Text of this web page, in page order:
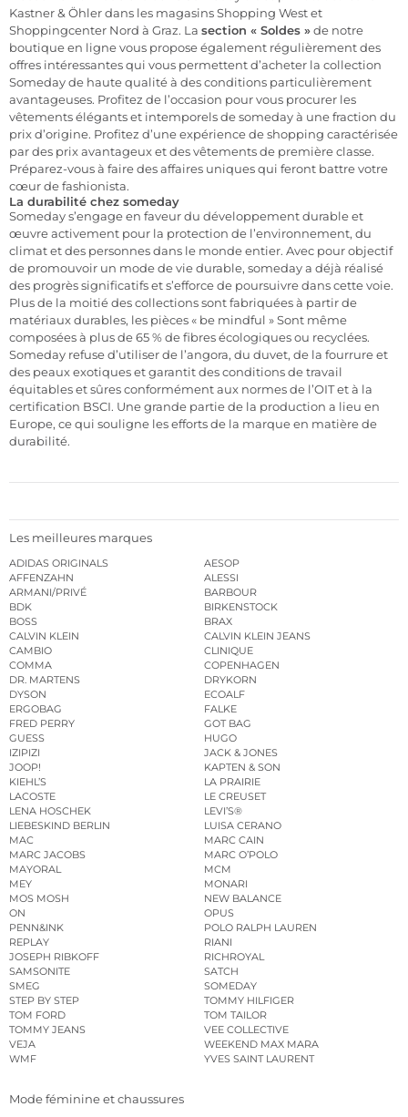
Kastner & Öhler dans les magasinsShopping Westet
Shoppingcenter Nord à Graz. La section « Soldes »de notre
boutique en ligne vous propose également régulièrement des
offres intéressantes qui vous permettent d’acheter la collection
Someday de haute qualité à des conditions particulièrement
avantageuses. Profitez de l’occasion pour vous procurer les
vêtements élégants et intemporels de someday à une fraction du
prix d’origine. Profitez d’une expérience de shopping caractérisée
par des prix avantageux et des vêtements de première classe.
Préparez-vous à faire des affaires uniques qui feront battre votre
cœur de fashionista.
La durabilité chez someday
Someday s’engage en faveur du développement durable et
œuvre activement pour la protection de l’environnement, du
climat et des personnes dans le monde entier. Avec pour objectif
de promouvoir un mode de vie durable, someday a déjà réalisé
des progrès significatifs et s’efforce de poursuivre dans cette voie.
Plus de la moitié des collections sont fabriquées à partir de
matériaux durables, les pièces « be mindful » Sont même
composées à plus de 65 % de fibres écologiques ou recyclées.
Someday refuse d’utiliser de l’angora, du duvet, de la fourrure et
des peaux exotiques et garantit des conditions de travail
équitables et sûres conformément aux normes de l’OIT et à la
certification BSCI. Une grande partie de la production a lieu en
Europe, ce qui souligne les efforts de la marque en matière de
durabilité.
Les meilleures marques
ADIDAS ORIGINALS
AESOP
AFFENZAHN
ALESSI
ARMANI/PRIVÉ
BARBOUR
BDK
BIRKENSTOCK
BOSS
BRAX
CALVIN KLEIN
CALVIN KLEIN JEANS
CAMBIO
CLINIQUE
COMMA
COPENHAGEN
DR. MARTENS
DRYKORN
DYSON
ECOALF
ERGOBAG
FALKE
FRED PERRY
GOT BAG
GUESS
HUGO
IZIPIZI
JACK & JONES
JOOP!
KAPTEN & SON
KIEHL’S
LA PRAIRIE
LACOSTE
LE CREUSET
LENA HOSCHEK
LEVI’S®
LIEBESKIND BERLIN
LUISA CERANO
MAC
MARC CAIN
MARC JACOBS
MARC O’POLO
MAYORAL
MCM
MEY
MONARI
MOS MOSH
NEW BALANCE
ON
OPUS
PENN&INK
POLO RALPH LAUREN
REPLAY
RIANI
JOSEPH RIBKOFF
RICHROYAL
SAMSONITE
SATCH
SMEG
SOMEDAY
STEP BY STEP
TOMMY HILFIGER
TOM FORD
TOM TAILOR
TOMMY JEANS
VEE COLLECTIVE
VEJA
WEEKEND MAX MARA
WMF
YVES SAINT LAURENT
Mode féminine et chaussures